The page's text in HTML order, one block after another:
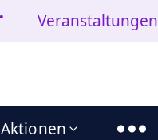
Veranstaltungen
Aktionen